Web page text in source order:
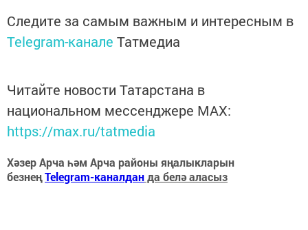
Следите за самым важным и интересным в
Telegram-канале Татмедиа
Читайте новости Татарстана в
национальном мессенджере MАХ:
https://max.ru/tatmedia
Хәзер Арча һәм Арча районы яңалыкларын
безнеңTelegram-каналданда белә аласыз